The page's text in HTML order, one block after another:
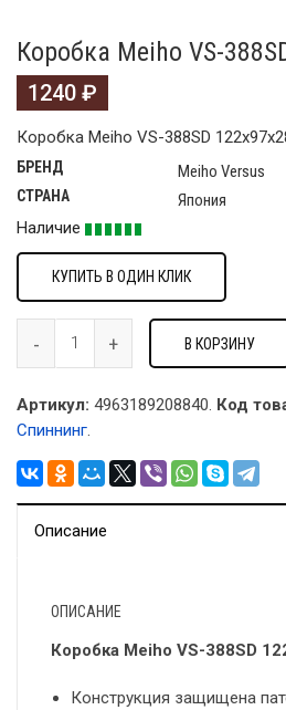
Коробка Meiho VS-
1240 ₽
Коробка Meiho VS-388SD
БРЕНД Meiho Versus
СТРАНА
Япония
Наличие
КУПИТЬ В ОДИН КЛИК
В КОРЗИНУ
Артикул: 4963189208840. Код
Спиннинг.
Описание
ОПИСАНИЕ
Коробка Meiho VS-388SD
Конструкция защищена